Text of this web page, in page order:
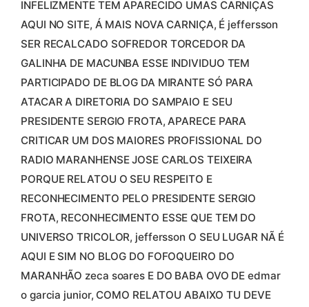
INFELIZMENTE TEM APARECIDO UMAS CARNIÇAS
AQUI NO SITE, Á MAIS NOVA CARNIÇA, É jeffersson
SER RECALCADO SOFREDOR TORCEDOR DA
GALINHA DE MACUNBA ESSE INDIVIDUO TEM
PARTICIPADO DE BLOG DA MIRANTE SÓ PARA
ATACAR A DIRETORIA DO SAMPAIO E SEU
PRESIDENTE SERGIO FROTA, APARECE PARA
CRITICAR UM DOS MAIORES PROFISSIONAL DO
RADIO MARANHENSE JOSE CARLOS TEIXEIRA
PORQUE RELATOU O SEU RESPEITO E
RECONHECIMENTO PELO PRESIDENTE SERGIO
FROTA, RECONHECIMENTO ESSE QUE TEM DO
UNIVERSO TRICOLOR, jeffersson O SEU LUGAR NÃ É
AQUI E SIM NO BLOG DO FOFOQUEIRO DO
MARANHÃO zeca soares E DO BABA OVO DE edmar
o garcia junior, COMO RELATOU ABAIXO TU DEVE